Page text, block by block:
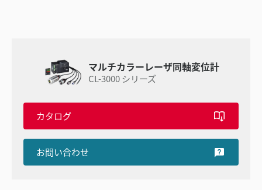
マルチカラーレーザ同軸変位計
CL-3000 シリーズ
カタログ
お問い合わせ